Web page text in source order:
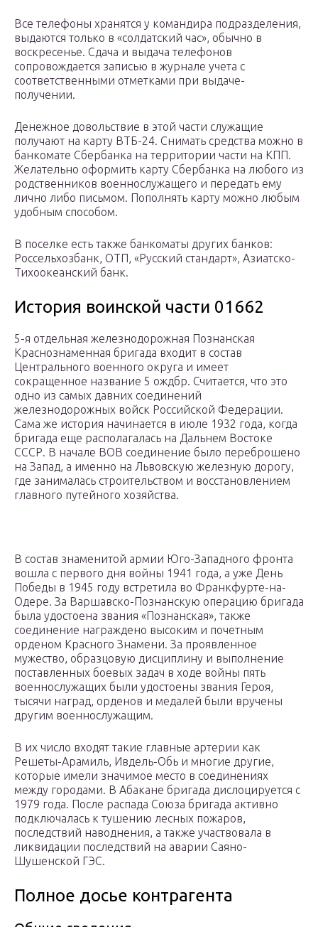
Все телефоны хранятся у командира подразделения,
выдаются только в «солдатский час», обычно в
воскресенье. Сдача и выдача телефонов
сопровождается записью в журнале учета с
соответственными отметками при выдаче-
получении.
Денежное довольствие в этой части служащие
получают на карту ВТБ-24. Снимать средства можно в
банкомате Сбербанка на территории части на КПП.
Желательно оформить карту Сбербанка на любого из
родственников военнослужащего и передать ему
лично либо письмом. Пополнять карту можно любым
удобным способом.
В поселке есть также банкоматы других банков:
Россельхозбанк, ОТП, «Русский стандарт», Азиатско-
Тихоокеанский банк.
История воинской части 01662
5-я отдельная железнодорожная Познанская
Краснознаменная бригада входит в состав
Центрального военного округа и имеет
сокращенное название 5 ождбр. Считается, что это
одно из самых давних соединений
железнодорожных войск Российской Федерации.
Сама же история начинается в июле 1932 года, когда
бригада еще располагалась на Дальнем Востоке
СССР. В начале ВОВ соединение было переброшено
на Запад, а именно на Львовскую железную дорогу,
где занималась строительством и восстановлением
главного путейного хозяйства.
В состав знаменитой армии Юго-Западного фронта
вошла с первого дня войны 1941 года, а уже День
Победы в 1945 году встретила во Франкфурте-на-
Одере. За Варшавско-Познанскую операцию бригада
была удостоена звания «Познанская», также
соединение награждено высоким и почетным
орденом Красного Знамени. За проявленное
мужество, образцовую дисциплину и выполнение
поставленных боевых задач в ходе войны пять
военнослужащих были удостоены звания Героя,
тысячи наград, орденов и медалей были вручены
другим военнослужащим.
В их число входят такие главные артерии как
Решеты-Арамиль, Ивдель-Обь и многие другие,
которые имели значимое место в соединениях
между городами. В Абакане бригада дислоцируется с
1979 года. После распада Союза бригада активно
подключалась к тушению лесных пожаров,
последствий наводнения, а также участвовала в
ликвидации последствий на аварии Саяно-
Шушенской ГЭС.
Полное досье контрагента